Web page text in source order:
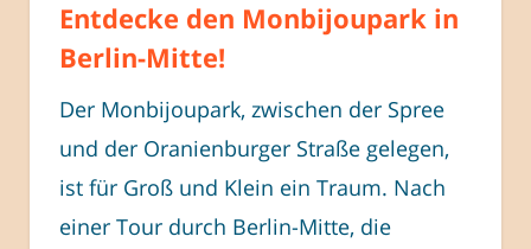
Entdecke den Monbijoupark in
Berlin-Mitte!
Der Monbijoupark, zwischen der Spree
und der Oranienburger Straße gelegen,
ist für Groß und Klein ein Traum. Nach
einer Tour durch Berlin-Mitte, die